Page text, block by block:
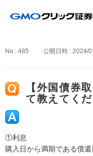
No : 485 公開日時 : 2024/
【外国債券
て教えてくだ
①利息
購入日から満期である償